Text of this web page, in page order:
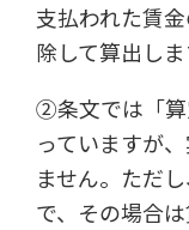
支払われた賃
除して算出しま
②条文では「算
っていますが
ません。ただ
で、その場合